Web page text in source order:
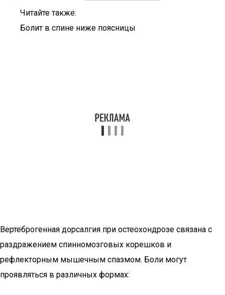
Читайте также:
Болит в спине ниже поясницы
Вертеброгенная дорсалгия при остеохондрозе связана с
раздражением спинномозговых корешков и
рефлекторным мышечным спазмом. Боли могут
проявляться в различных формах: